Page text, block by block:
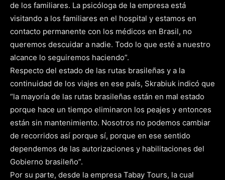
de los familiares. La psicóloga de la empresa está
visitando a los familiares en el hospital y estamos en
contacto permanente con los médicos en Brasil, no
queremos descuidar a nadie. Todo lo que esté a nuestro
alcance lo seguiremos haciendo”.
Respecto del estado de las rutas brasileñas y a la
continuidad de los viajes en ese país, Skrabiuk indicó que
“la mayoría de las rutas brasileñas están en mal estado
porque hace un tiempo eliminaron los peajes y entonces
están sin mantenimiento. Nosotros no podemos cambiar
de recorridos así porque sí, porque en ese sentido
dependemos de las autorizaciones y habilitaciones del
Gobierno brasileño”.
Por su parte, desde la empresa Tabay Tours, la cual